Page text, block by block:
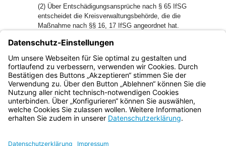
(2) Über Entschädigungsansprüche nach § 65 IfSG
entscheidet die Kreisverwaltungsbehörde, die die
Maßnahme nach §§ 16, 17 IfSG angeordnet hat.
(3) Über Ansprüche, die im Zuständigkeitsbereich der
staatlichen Gesundheitsämter aus § 69 IfSG gegen den
Freistaat Bayern hergeleitet werden, entscheiden die
Regierungen.
Bayern.de
BayernPortal
Impressum